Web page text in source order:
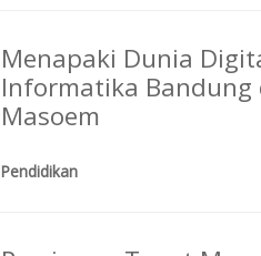
Menapaki Dunia
Informatika Bandung
Masoem
Pendidikan